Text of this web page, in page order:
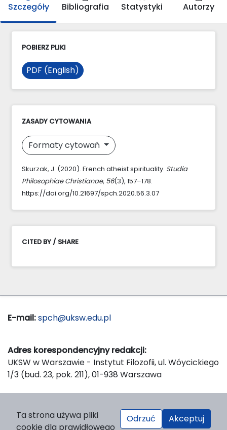
Szczegóły Bibliografia Statystyki Autorzy
POBIERZ PLIKI
PDF (English)
ZASADY CYTOWANIA
Formaty cytowań
Skurzak, J. (2020). French atheist spirituality. Studia
Philosophiae Christianae, 56(3), 157–178.
https://doi.org/10.21697/spch.2020.56.3.07
CITED BY / SHARE
E-mail:spch@uksw.edu.pl
Adres korespondencyjny redakcji:
UKSW w Warszawie - Instytut Filozofii, ul. Wóycickiego
1/3 (bud. 23, pok. 211), 01-938 Warszawa
Wydawnictwo Naukowe UKSW, ul. Dewajtis 5, domek
Ta strona używa pliki
cookie dla prawidłowego
Odrzuć Akceptuj